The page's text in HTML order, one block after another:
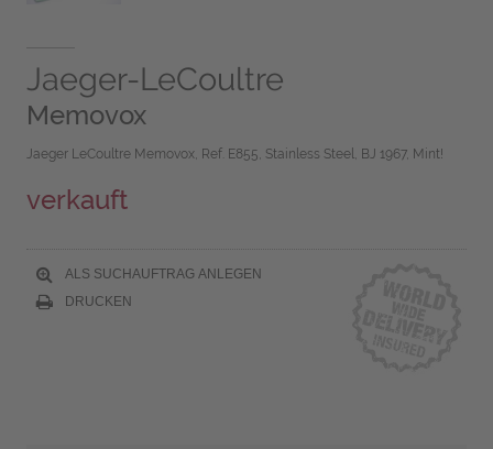
Jaeger-LeCoultre
Memovox
Jaeger LeCoultre Memovox, Ref. E855, Stainless Steel, BJ 1967, Mint!
verkauft
ALS SUCHAUFTRAG ANLEGEN
DRUCKEN